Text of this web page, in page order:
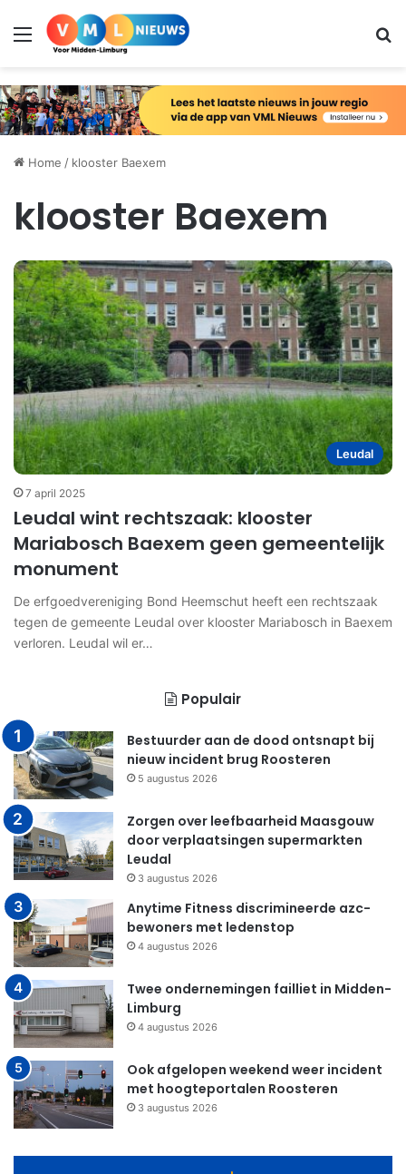
Menu
Home / klooster Baexem
klooster Baexem
Leudal
7 april 2025
Leudal wint rechtszaak: klooster
Mariabosch Baexem geen gemeentelijk
monument
De erfgoedvereniging Bond Heemschut heeft een rechtszaak
tegen de gemeente Leudal over klooster Mariabosch in Baexem
verloren. Leudal wil er…
Populair
Bestuurder aan de dood ontsnapt bij
nieuw incident brug Roosteren
5 augustus 2026
Zorgen over leefbaarheid Maasgouw
door verplaatsingen supermarkten
Leudal
3 augustus 2026
Anytime Fitness discrimineerde azc-
bewoners met ledenstop
4 augustus 2026
Twee ondernemingen failliet in Midden-
Limburg
4 augustus 2026
Ook afgelopen weekend weer incident
met hoogteportalen Roosteren
3 augustus 2026